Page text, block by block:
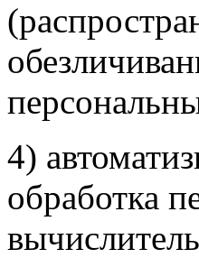
4)
обработка